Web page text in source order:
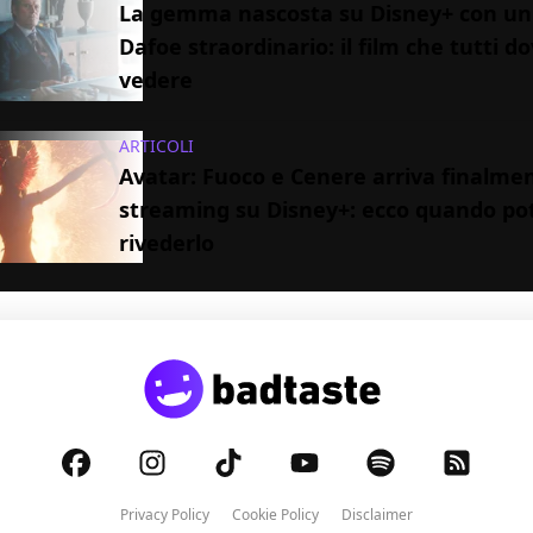
La gemma nascosta su Disney+ con un
Dafoe straordinario: il film che tutti
vedere
ARTICOLI
Avatar: Fuoco e Cenere arriva
streaming su Disney+: ecco quando
rivederlo
Privacy Policy Cookie Policy Disclaimer